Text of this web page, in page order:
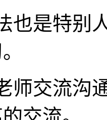
也是特别
师交流沟